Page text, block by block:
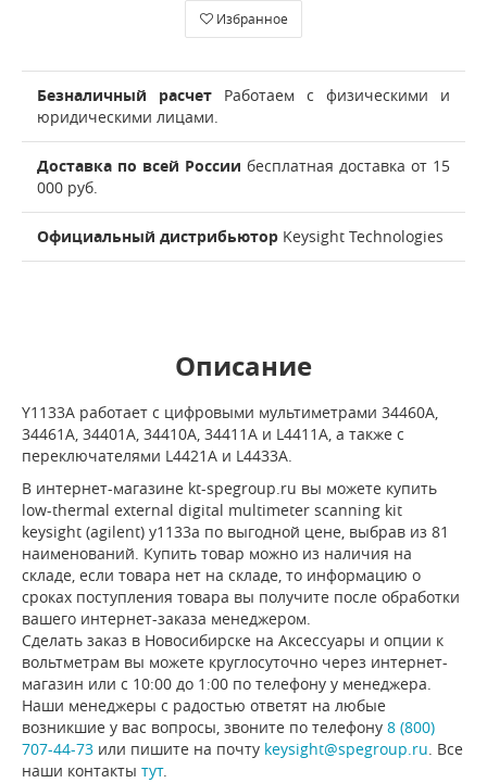
Избранное
Безналичный расчет Работаем с физическими и
юридическими лицами.
Доставка по всей России бесплатная доставка от 15
000 руб.
Официальный дистрибьютор Keysight Technologies
Описание
Y1133A работает с цифровыми мультиметрами 34460A,
34461A, 34401A, 34410A, 34411A и L4411A, а также с
переключателями L4421A и L4433A.
В интернет-магазине kt-spegroup.ru вы можете купить
low-thermal external digital multimeter scanning kit
keysight (agilent) y1133a по выгодной цене, выбрав из 81
наименований. Купить товар можно из наличия на
складе, если товара нет на складе, то информацию о
сроках поступления товара вы получите после обработки
вашего интернет-заказа менеджером.
Сделать заказ в Новосибирске на Аксессуары и опции к
вольтметрам вы можете круглосуточно через интернет-
магазин или с 10:00 до 1:00 по телефону у менеджера.
Наши менеджеры с радостью ответят на любые
возникшие у вас вопросы, звоните по телефону 8 (800)
707-44-73 или пишите на почту keysight@spegroup.ru. Все
наши контакты тут.